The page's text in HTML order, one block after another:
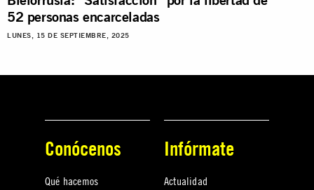
52 personas encarceladas
LUNES, 15 DE SEPTIEMBRE, 2025
Conócenos
Qué hacemos
Infórmate
Actualidad